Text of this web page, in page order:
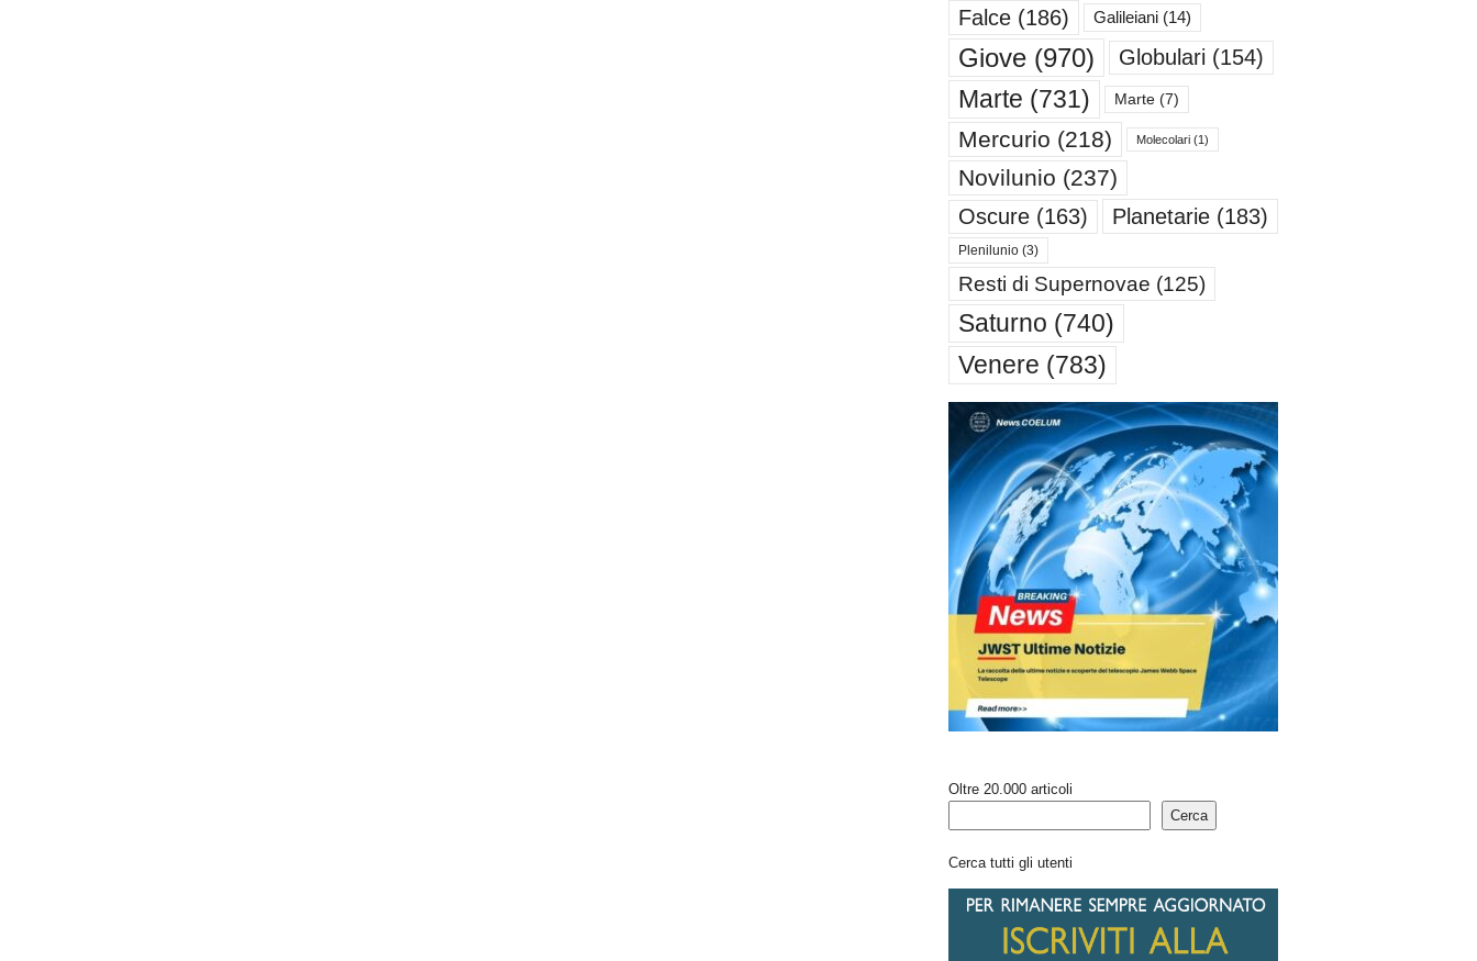
Falce(186) Galileiani(14)
Giove(970) Globulari (154)
Marte (731) Marte(7)
Mercurio (218) Molecolari(1)
Novilunio (237)
Oscure(163) Planetarie(183)
Plenilunio(3)
Resti di Supernovae (125)
Saturno (740)
Venere (783)
Oltre 20.000 articoli
Cerca
Cerca tutti gli utenti